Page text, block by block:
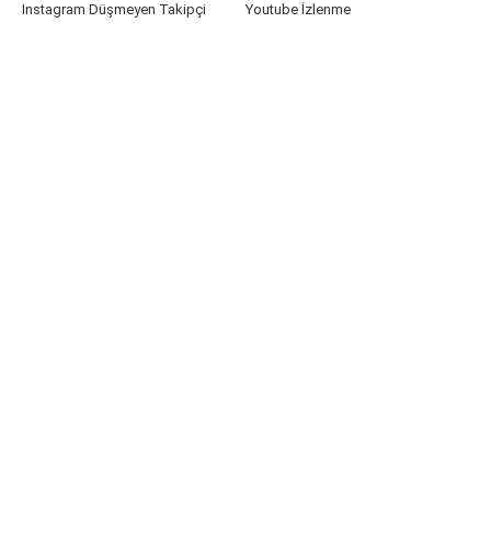
Instagram Düşmeyen Takipçi Youtube İzlenme